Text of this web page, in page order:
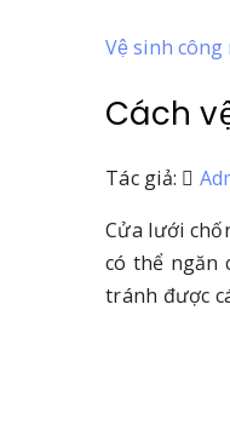
Vệ sinh công
Cách
Tác giả:
Cửa lưới
có thể ngăn
tránh được